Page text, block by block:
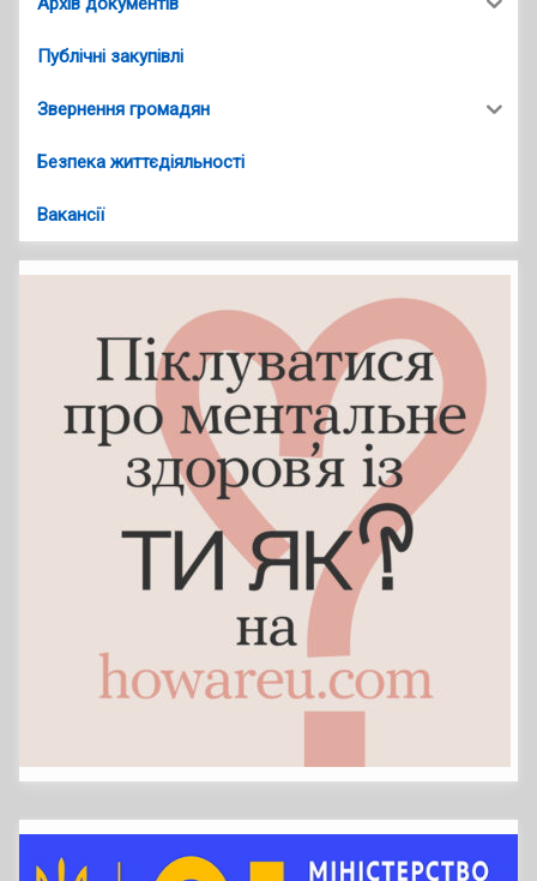
Публічні закупівлі
Звернення громадян
Безпека життєдіяльності
Вакансії